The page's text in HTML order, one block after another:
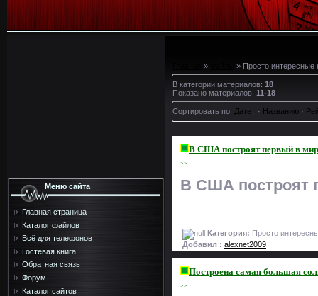
Меню сайта
Главная страница
Каталог файлов
Всё для телефонов
Гостевая книга
Обратная связь
Форум
Каталог сайтов
» » Просто интересные
В категории материалов: 18
Показано материалов: 11-18
Сортировать по: Дате · Названию ·
В США построят первый в
>>
В США построят
Категория: Просто
Добавил : alexnet2009
Построена самая большая
>>